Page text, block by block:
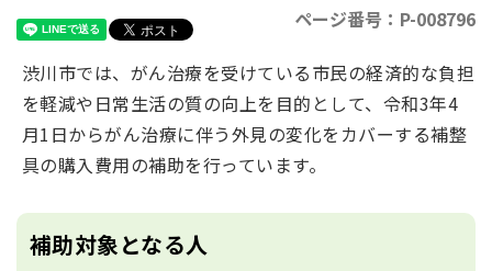
ページ番号：P-008796
渋川市では、がん治療を受けている市民の経済的な負担
を軽減や日常生活の質の向上を目的として、令和3年4
月1日からがん治療に伴う外見の変化をカバーする補整
具の購入費用の補助を行っています。
補助対象となる人